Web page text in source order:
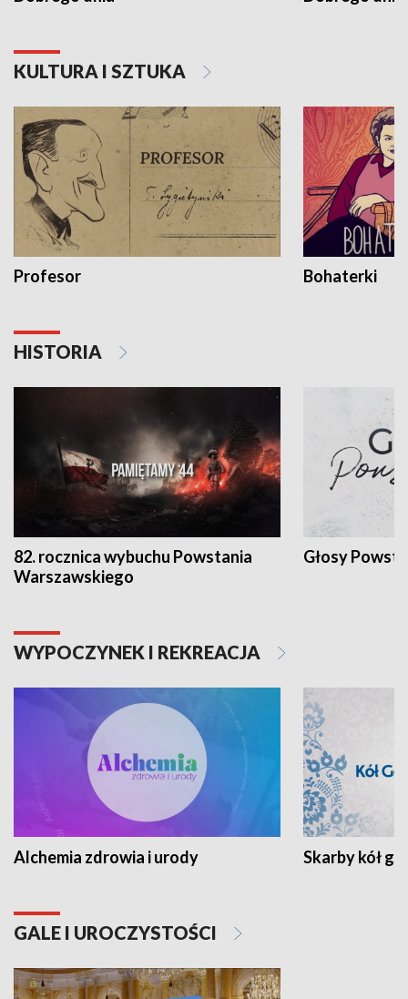
KULTURA I SZTUKA
Profesor Bohaterki
HISTORIA
82. rocznica wybuchu Powstania
Warszawskiego
Głosy
WYPOCZYNEK I REKREACJA
Alchemia zdrowia i urody Skarby kół
GALE I UROCZYSTOŚCI